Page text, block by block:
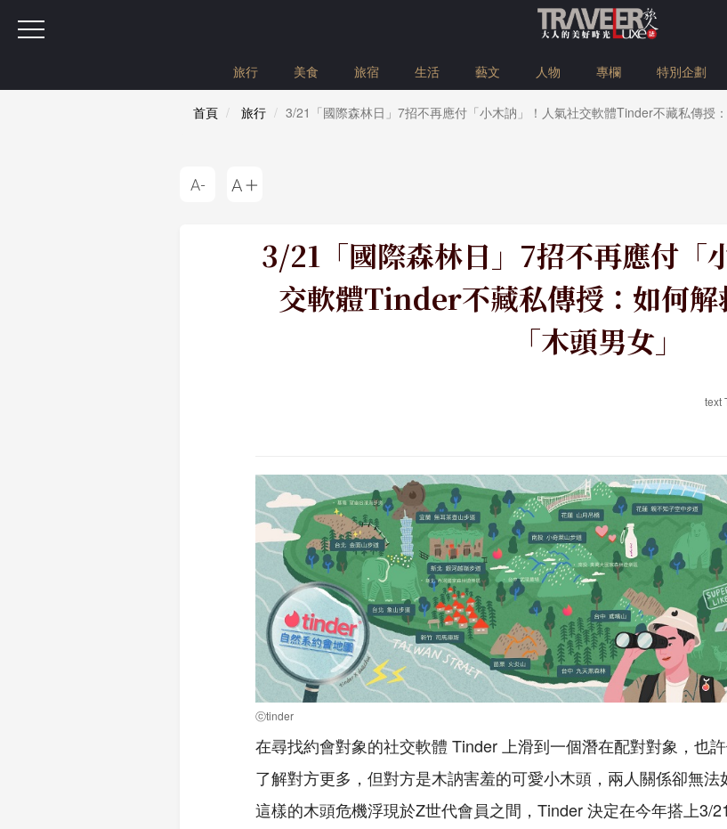
旅行 美食 旅宿 生活 藝文 人物 專欄 特別企劃
首頁 旅行 3/21「國際森林日」7招不再應付「小木訥」！人氣社交軟體Tinder不藏私傳授
3/21「國際森林日」7招不再應付「
交軟體Tinder不藏私傳授：如何解
「木頭男女」
text
ⓒtinder
在尋找約會對象的社交軟體 Tinder 上滑到一個潛在配對對象，也
了解對方更多，但對方是木訥害羞的可愛小木頭，兩人關係卻無
這樣的木頭危機浮現於Z世代會員之間，Tinder 決定在今年搭上3/